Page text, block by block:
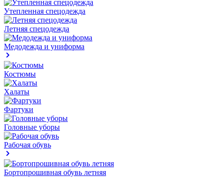
Утепленная спецодежда
Летняя спецодежда
Медодежда и униформа
Костюмы
Халаты
Фартуки
Головные уборы
Рабочая обувь
Бортопрошивная обувь летняя